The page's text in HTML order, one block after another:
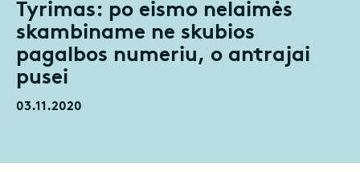
Tyrimas: po eismo nelaimės
skambiname ne skubios
pagalbos numeriu, o antrajai
pusei
03.11.2020